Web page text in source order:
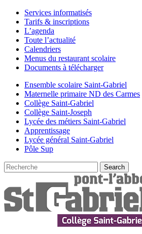
Services informatisés
Tarifs & inscriptions
L’agenda
Toute l’actualité
Calendriers
Menus du restaurant scolaire
Documents à télécharger
Ensemble scolaire Saint-Gabriel
Maternelle primaire ND des Carmes
Collège Saint-Gabriel
Collège Saint-Joseph
Lycée des métiers Saint-Gabriel
Apprentissage
Lycée général Saint-Gabriel
Pôle Sup